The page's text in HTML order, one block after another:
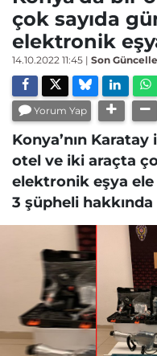
çok sayıda
elektronik
14.10.2022 11:45 | Son
Yorum Yap
Konya’nın
otel ve iki araçta
elektronik eşya ele
3 şüpheli hakkında